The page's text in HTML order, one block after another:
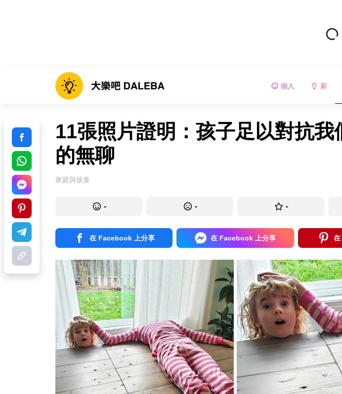
個人 新
11張照片證明：孩子足以對抗我
的無聊
家庭與孩童
- - -
在 Facebook 上分享 在 Facebook 上分享